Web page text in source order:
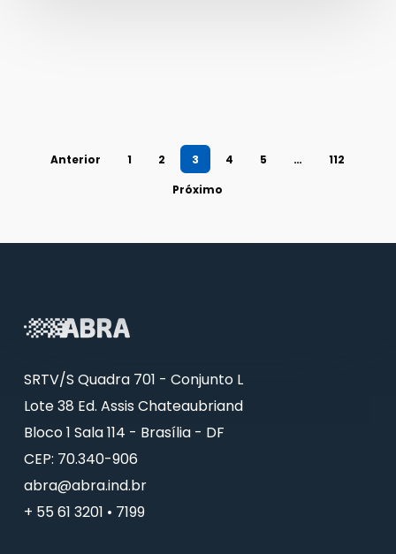
Anterior 1 2 3 4 5 …
112
Próximo
SRTV/S Quadra 701 - Conjunto L
Lote 38 Ed. Assis Chateaubriand
Bloco 1 Sala 114 - Brasília - DF
CEP: 70.340-906
abra@abra.ind.br
+ 55 61 3201 • 7199